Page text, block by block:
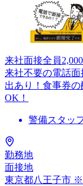
来社面接全員
来社不要の電話
出あり！食事券
OK！
警備スタッ
勤務地
面接地
東京都八王子市